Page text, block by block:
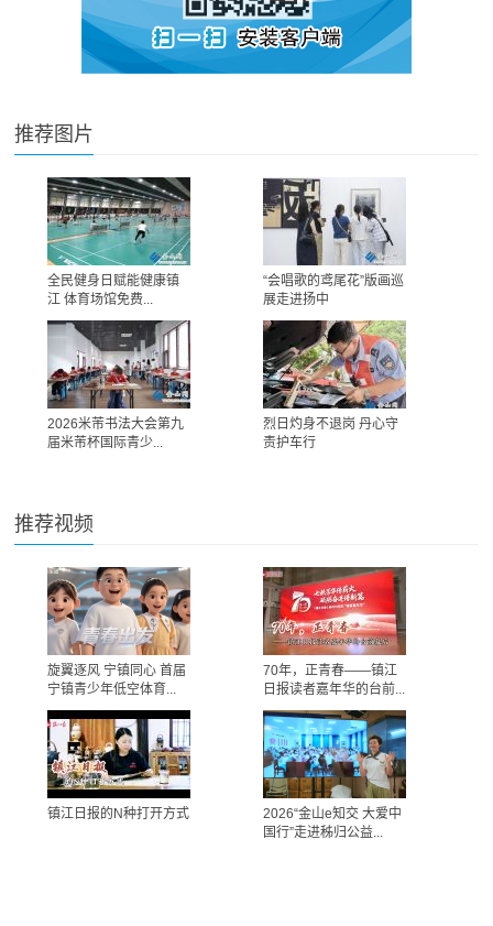
推荐图片
全民健身日赋能健康镇
江 体育场馆免费...
“会唱歌的鸢尾花”版画巡
展走进扬中
2026米芾书法大会第九
届米芾杯国际青少...
烈日灼身不退岗 丹心守
责护车行
推荐视频
旋翼逐风 宁镇同心 首届
宁镇青少年低空体育...
70年，正青春——镇江
日报读者嘉年华的台前...
镇江日报的N种打开方式
2026“金山e知交 大爱中
国行”走进秭归公益...